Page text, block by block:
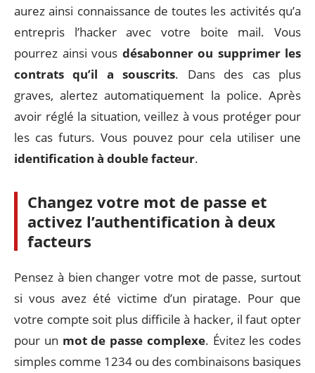
aurez ainsi connaissance de toutes les activités qu’a
entrepris l’hacker avec votre boite mail. Vous
pourrez ainsi vous désabonner ou supprimer les
contrats qu’il a souscrits. Dans des cas plus
graves, alertez automatiquement la police. Après
avoir réglé la situation, veillez à vous protéger pour
les cas futurs. Vous pouvez pour cela utiliser une
identification à double facteur.
Changez votre mot de passe et
activez l’authentification à deux
facteurs
Pensez à bien changer votre mot de passe, surtout
si vous avez été victime d’un piratage. Pour que
votre compte soit plus difficile à hacker, il faut opter
pour un mot de passe complexe. Évitez les codes
simples comme 1234 ou des combinaisons basiques